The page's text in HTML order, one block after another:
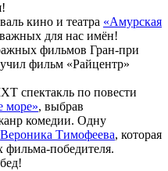
кино и театра «Амурская
для нас имён!
фильмов Гран-при
фильм «Райцентр»
спектакль по повести
море», выбрав
комедии. Одну
Вероника Тимофеева, которая
фильма-победителя.